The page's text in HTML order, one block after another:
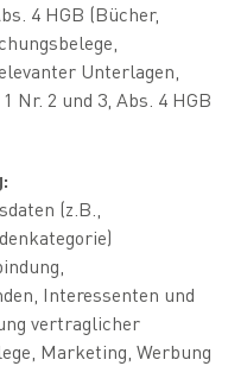
4 HGB (Bücher,
Unterlagen,
Nr. 2 und 3, Abs. 4 HGB
(z.B.,
Interessenten und
vertraglicher
Marketing, Werbung